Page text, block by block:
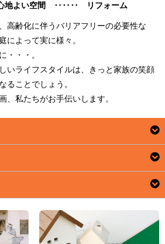
心地よい空間 ‥‥‥ リフォーム
高齢化に伴うバリアフリーの必要性な
によって実に様々。
・・・。
いライフスタイルは、きっと家族の笑顔
ることでしょう。
、私たちがお手伝いします。